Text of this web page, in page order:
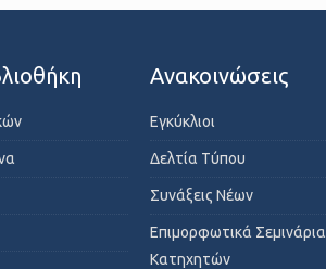
Ανακοινώσεις
Εγκύκλιοι
Δελτία Τύπου
Συνάξεις Νέων
Επιμορφωτικά Σεμινάρια
Κατηχητών